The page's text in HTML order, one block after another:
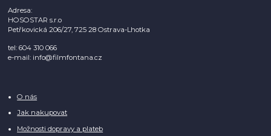
Adresa:
HOSOSTAR s.r.o
Petřkovická 206/27, 725 28 Ostrava-Lhotka
tel: 604 310 066
e-mail: info@filmfontana.cz
O nás
Jak nakupovat
Možnosti dopravy a plateb